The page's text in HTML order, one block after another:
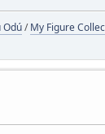
Odú/My Figure